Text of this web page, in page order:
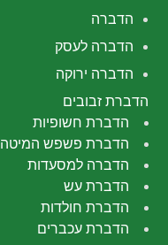
הדברה
הדברה לעסק
הדברה ירוקה
הדברת זבובים
הדברת חשופיות
הדברת פשפש המיטה
הדברה למסעדות
הדברת עש
הדברת חולדות
הדברת עכברים